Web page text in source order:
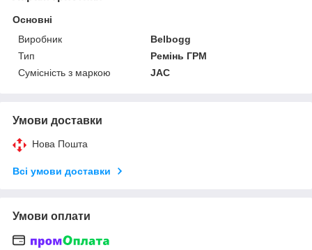
Основні
Виробник
Belbogg
Тип
Ремінь ГРМ
Сумісність з маркою
JAC
Умови доставки
Нова Пошта
Всі умови доставки
Умови оплати